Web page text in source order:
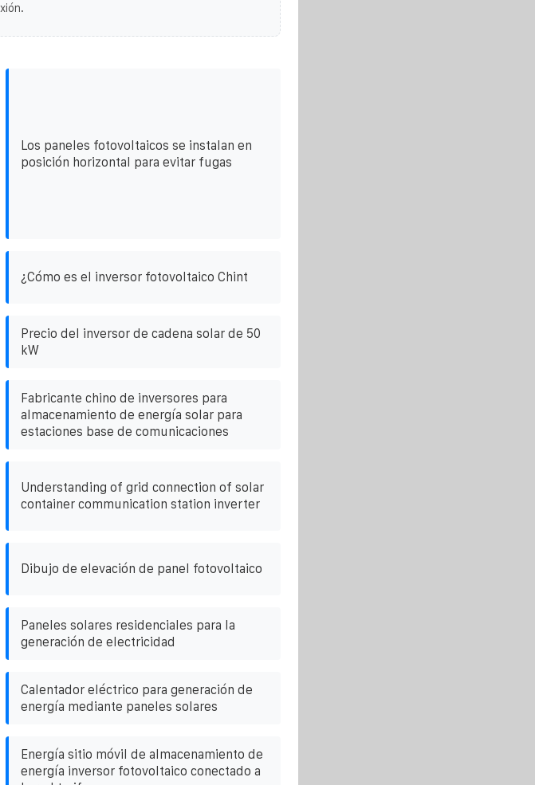
Los paneles fotovoltaicos se instalan en
posición horizontal para evitar fugas
¿Cómo es el inversor fotovoltaico Chint
Precio del inversor de cadena solar de 50
kW
Fabricante chino de inversores para
almacenamiento de energía solar para
estaciones base de comunicaciones
Understanding of grid connection of solar
container communication station inverter
Dibujo de elevación de panel fotovoltaico
Paneles solares residenciales para la
generación de electricidad
Calentador eléctrico para generación de
energía mediante paneles solares
Energía sitio móvil de almacenamiento de
energía inversor fotovoltaico conectado a